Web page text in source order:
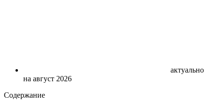
актуально
на август 2026
Содержание